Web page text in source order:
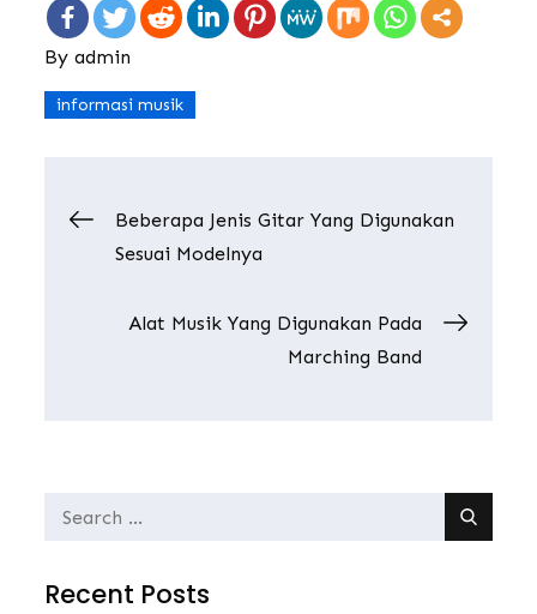
Byadmin
informasi musik
Post
navigation
Beberapa Jenis Gitar Yang Digunakan
Sesuai Modelnya
Alat Musik Yang Digunakan Pada
Marching Band
Search
Recent Posts